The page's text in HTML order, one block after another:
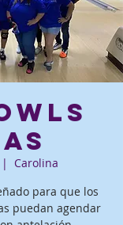
|
Carolina
para que los
puedan agendar